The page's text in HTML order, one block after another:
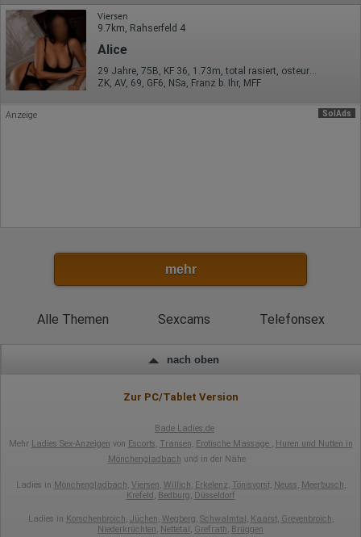
Browser-Typ
Klicks
Domain-Name
Eindeutige Benutzerkennung
Antworten auf Umfragen
Ort der Verarbeitung:
Viersen
9.7km, Rahserfeld 4
Alice
ZK, AV, 69, GF6, NSa, Franz b. Ihr, MFF
SolAds
Anzeige
mehr
Alle Themen Sexcams Telefonsex
nach oben
Zur PC/Tablet Version
Bade Ladies.de
Mehr Ladies Sex-Anzeigen von Escorts, Transen, Erotische Massage , Huren und Nutten in
Mönchengladbach und in der Nähe
Ladies in Mönchengladbach Viersen Willich Erkelenz Tönisvorst, Neuss Meerbusch
Krefeld Bedburg Düsseldorf
Ladies in Korschenbroich Jüchen Wegberg Schwalmtal Kaarst, Grevenbroich
Niederkrüchten Nettetal Grefrath Brüggen